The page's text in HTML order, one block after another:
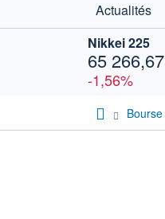
Actualités
Nikkei 225
65 266,67
-1,56%
Bourse